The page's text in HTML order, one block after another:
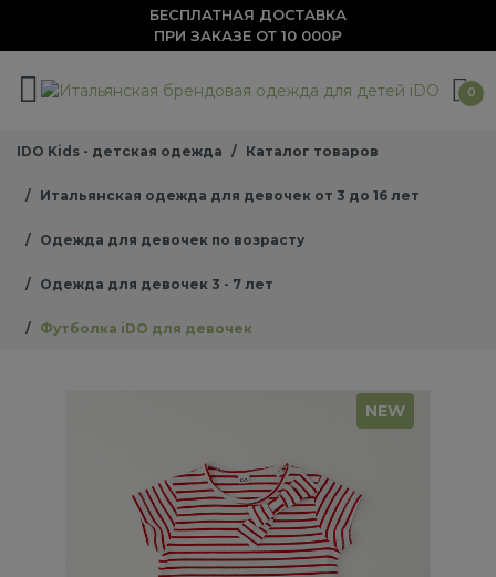
БЕСПЛАТНАЯ ДОСТАВКА
ПРИ ЗАКАЗЕ ОТ 10 000₽
0
IDO Kids - детская одежда Каталог товаров
Итальянская одежда для девочек от 3 до 16 лет
Одежда для девочек по возрасту
Одежда для девочек 3 - 7 лет
Футболка iDO для девочек
NEW